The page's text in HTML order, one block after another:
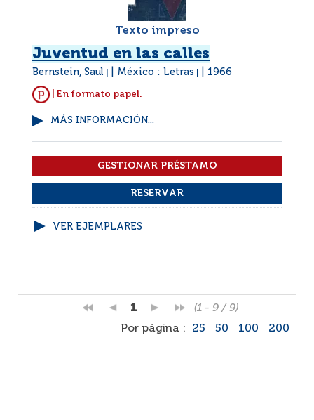
Texto impreso
Juventud en las calles
Bernstein, Saul México : Letras 1966
| En formato papel.
MÁS INFORMACIÓN...
VER EJEMPLARES
1
(1 - 9 / 9)
Por página :
25 50 100 200